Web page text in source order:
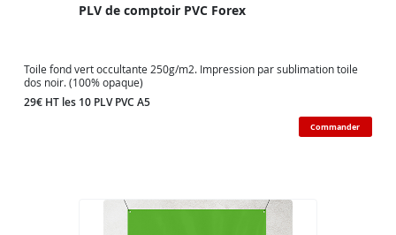
PLV de comptoir PVC Forex
Toile fond vert occultante 250g/m2. Impression par sublimation toile
dos noir. (100% opaque)
29€ HT les 10 PLV PVC A5
Commander